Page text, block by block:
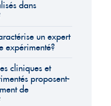
dans
un expert
expérimenté?
cliniques et
proposent-
de